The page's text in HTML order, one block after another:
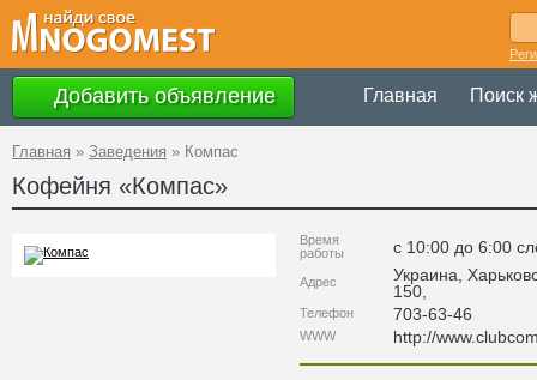
Добавить объявление Главная Поиск
Главная » Заведения » Компас
Кофейня «Компас»
Время
работы
c 10:00 до 6:00
Адрес Украина
150
Телефон 703-63-46
WWW http://